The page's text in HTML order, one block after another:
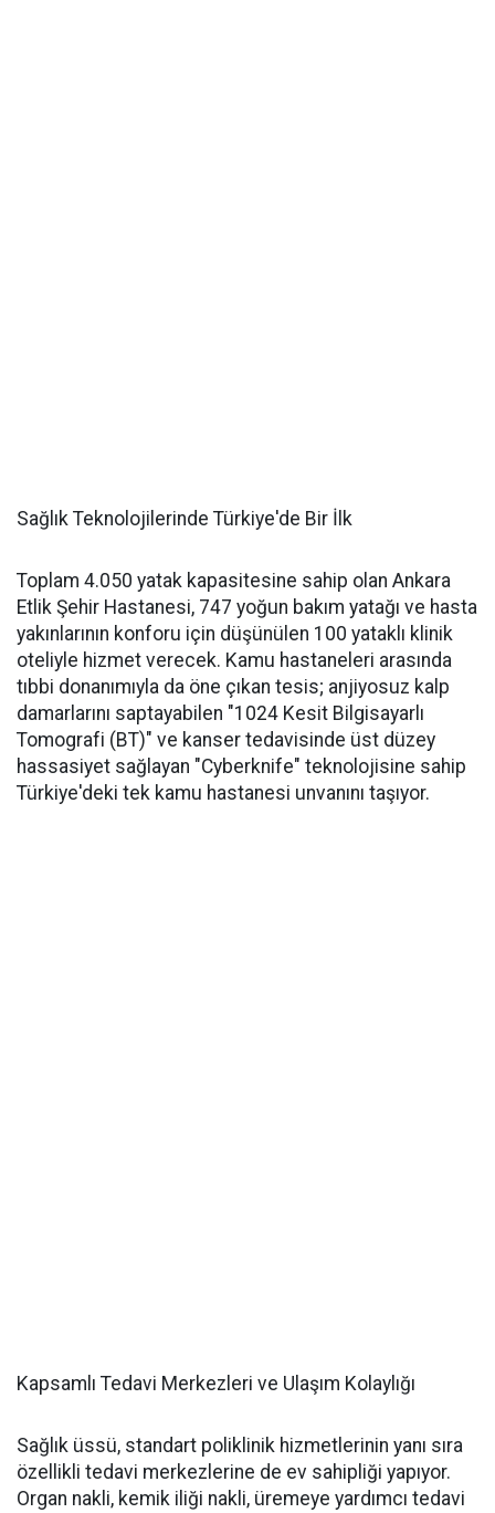
Sağlık Teknolojilerinde Türkiye'de Bir İlk
Toplam 4.050 yatak kapasitesine sahip olan Ankara
Etlik Şehir Hastanesi, 747 yoğun bakım yatağı ve hasta
yakınlarının konforu için düşünülen 100 yataklı klinik
oteliyle hizmet verecek. Kamu hastaneleri arasında
tıbbi donanımıyla da öne çıkan tesis; anjiyosuz kalp
damarlarını saptayabilen "1024 Kesit Bilgisayarlı
Tomografi (BT)" ve kanser tedavisinde üst düzey
hassasiyet sağlayan "Cyberknife" teknolojisine sahip
Türkiye'deki tek kamu hastanesi unvanını taşıyor.
Kapsamlı Tedavi Merkezleri ve Ulaşım Kolaylığı
Sağlık üssü, standart poliklinik hizmetlerinin yanı sıra
özellikli tedavi merkezlerine de ev sahipliği yapıyor.
Organ nakli, kemik iliği nakli, üremeye yardımcı tedavi